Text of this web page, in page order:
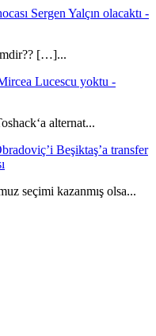
Sergen Yalçın olacaktı -
[…]...
Lucescu yoktu -
alternat...
Beşiktaş’a transfer
seçimi kazanmış olsa...